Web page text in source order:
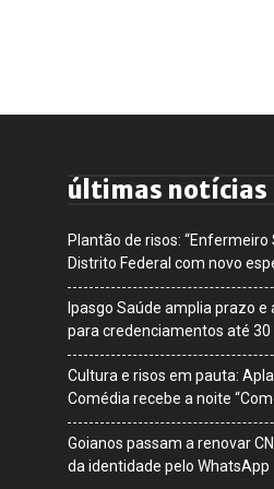
últimas notícias
Plantão de risos: “Enfermeiro
Distrito Federal com novo
Ipasgo Saúde amplia prazo
para credenciamentos até
Cultura e risos em pauta:
Comédia recebe a noite
Goianos passam a renovar
da identidade pelo WhatsApp